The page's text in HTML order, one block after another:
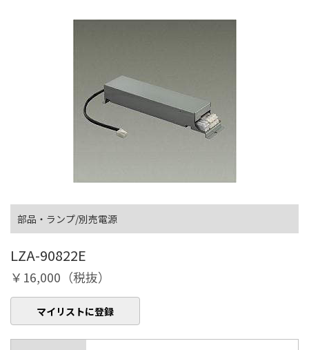
部品・ランプ/別売電源
LZA-90822E
￥16,000（税抜）
マイリストに登録